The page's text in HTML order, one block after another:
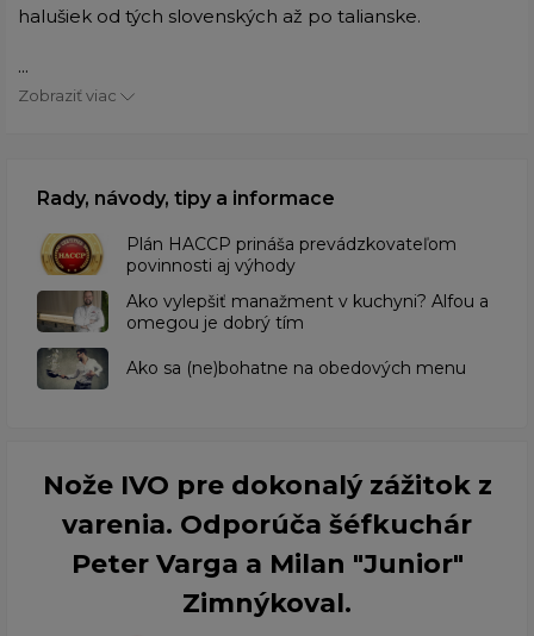
halušiek od tých slovenských až po talianske.
...
Zobraziť viac
Rady, návody, tipy a informace
​Plán HACCP prináša prevádzkovateľom
povinnosti aj výhody
Ako vylepšiť manažment v kuchyni? Alfou a
omegou je dobrý tím
​Ako sa (ne)bohatne na obedových menu
Nože IVO pre dokonalý zážitok z
varenia. Odporúča šéfkuchár
Peter Varga a Milan "Junior"
Zimnýkoval.